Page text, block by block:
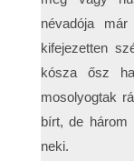
névadója
kifejezetten
kósza ősz
mosolyogtak
bírt, de három
neki.